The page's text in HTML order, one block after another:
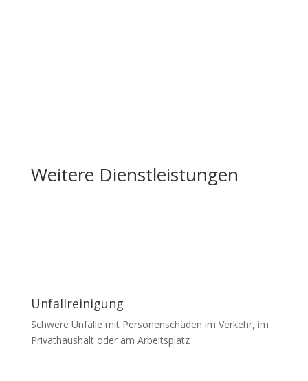
Weitere Dienstleistungen
Unfallreinigung
Schwere Unfälle mit Personenschäden im Verkehr, im
Privathaushalt oder am Arbeitsplatz